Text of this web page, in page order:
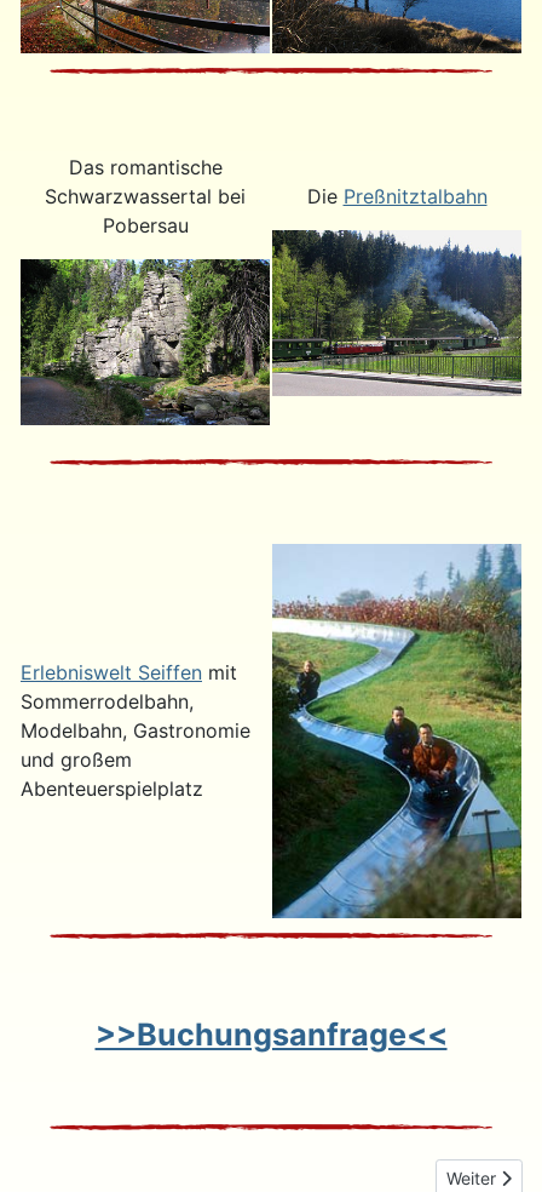
Das romantische
Schwarzwassertal bei
Pobersau
Die Preßnitztalbahn
Erlebniswelt Seiffen mit
Sommerrodelbahn,
Modelbahn, Gastronomie
und großem
Abenteuerspielplatz
>>Buchungsanfrage<<
Nächster
Weiter